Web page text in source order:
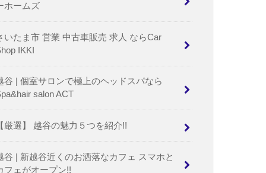
ホームズ
いたま市 営業 中古車販売 求人 ならCar
IKKI
谷 | 個室サロンで極上のヘッドスパなら
salon ACT
厳選】 越谷の魅力５つを紹介!!
谷 | 新越谷近くのお洒落なカフェ スマホと
フェがオープン!!